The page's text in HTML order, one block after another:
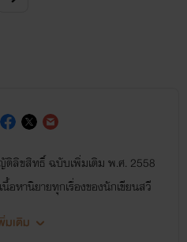
ลิขสิทธิ์ ฉบับเพิ่มเติม พ.ศ. 2558
หานิยายทุกเรื่องของนักเขียนสวี
คอยติดตามผลงานค่ะ
มเติม